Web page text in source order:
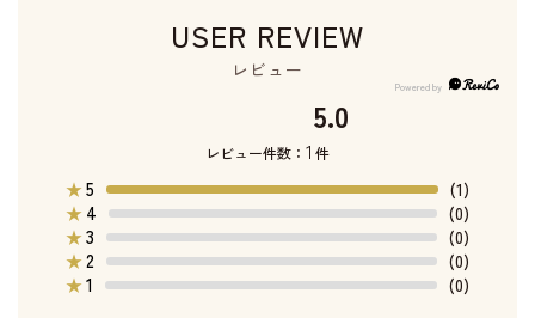
USER REVIEW
レビュー
5.0
レビュー件数： 1 件
★5
(1)
★ 4
(0)
★3
(0)
★2
(0)
★1 (0)